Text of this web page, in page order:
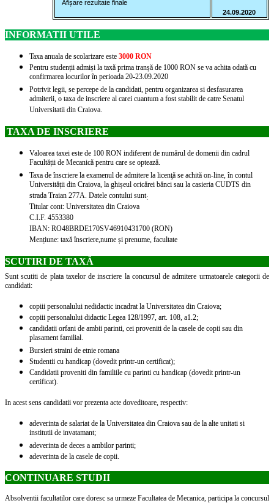
Afișare rezultate finale
24.09.2020
INFORMATII UTILE
Taxa anuala de scolarizare este 3000 RON
Pentru studenții admiși la taxă prima tranșă de 1000 RON se va achita odată cu
confirmarea locurilor în perioada 20-23.09.2020
Potrivit legii, se percepe de la candidati, pentru organizarea si desfasurarea
admiterii, o taxa de inscriere al carei cuantum a fost stabilit de catre Senatul
Universitatii din Craiova.
TAXA DE INSCRIERE
Valoarea taxei este de 100 RON indiferent de numărul de domenii din cadrul
Facultății de Mecanică pentru care se optează.
Taxa de înscriere la examenul de admitere la licenţă se achită on-line, în contul
Universității din Craiova, la ghișeul oricărei bănci sau la casieria CUDTS din
strada Traian 277A. Datele contului sunt:
Titular cont: Universitatea din Craiova
C.I.F. 4553380
IBAN: RO48BRDE170SV46910431700 (RON)
Mențiune: taxă înscriere,nume și prenume, facultate
SCUTIRI DE TAXĂ
Sunt scutiti de plata taxelor de inscriere la concursul de admitere urmatoarele categorii de
candidati:
copiii personalului nedidactic incadrat la Universitatea din Craiova;
copiii personalului didactic Legea 128/1997, art. 108, a1.2;
candidatii orfani de ambii parinti, cei proveniti de la casele de copii sau din
plasament familial.
Bursieri straini de etnie romana
Studentii cu handicap (dovedit printr-un certificat);
Candidatii proveniti din familiile cu parinti cu handicap (dovedit printr-un
certificat).
In acest sens candidatii vor prezenta acte doveditoare, respectiv:
adeverinta de salariat de la Universitatea din Craiova sau de la alte unitati si
institutii de invatamant;
adeverinta de deces a ambilor parinti;
adeverinta de la casele de copii.
CONTINUARE STUDII
Absolventii facultatilor care doresc sa urmeze Facultatea de Mecanica, participa la concursul